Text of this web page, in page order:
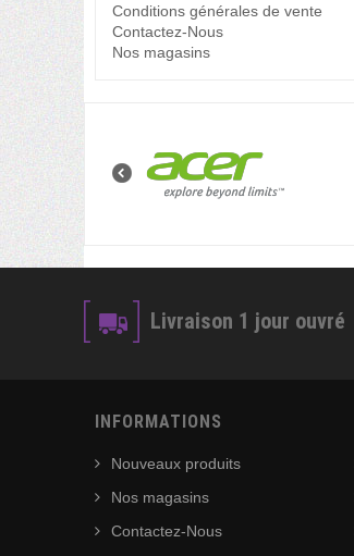
Conditions générales de vente
Contactez-Nous
Nos magasins
Livraison 1 jour ouvré
INFORMATIONS
Nouveaux produits
Nos magasins
Contactez-Nous